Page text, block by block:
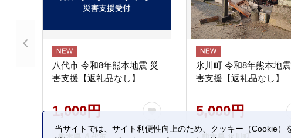
八代市 令和8年熊本地震 災
害支援【返礼品なし】
1,000円
氷川町 令和8年熊本地
害支援【返礼品なし】
5,000円
当サイトでは、サイト利便性向上のため、クッキー（Cookie